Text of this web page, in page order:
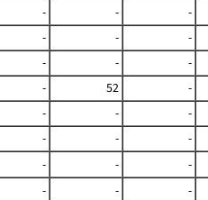
- -
-
- -
-
- -
-
- 52
-
- -
-
- -
-
- -
-
- -
-